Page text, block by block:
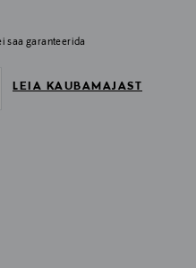
saa garanteerida
LEIA KAUBAMAJAST